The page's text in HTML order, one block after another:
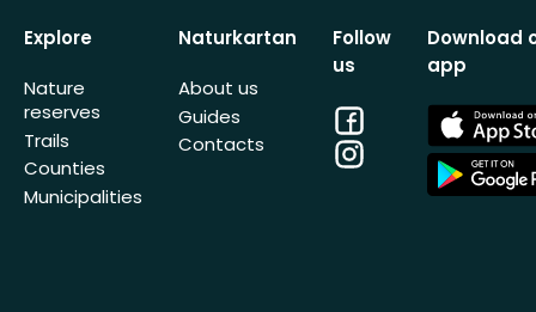
Explore
Nature
reserves
Trails
Counties
Municipalities
Naturkartan
About us
Guides
Contacts
Follow
us
Facebook
Instagram
Download
app
App
Store
App
Store